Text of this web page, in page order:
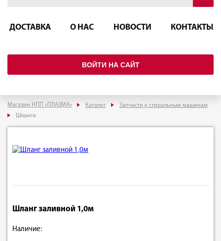
ДОСТАВКА О НАС НОВОСТИ КОНТАКТЫ
ВОЙТИ НА САЙТ
Магазин НПП «ПЛАЗМА» Каталог
Запчасти к стиральным машинам
Шланги
Шланг заливной 1,0м
Наличие: